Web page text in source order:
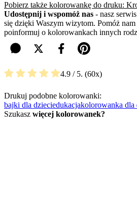
Pobierz także kolorowankę do druku:
Udostępnij i wspomóż nas - nasz
się dzięki Waszym wizytom. Pomóż
poinformuj o kolorowankach innych
4.9 / 5. 60
Drukuj podobne kolorowanki:
bajki dla dzieciedukacjakolorowanka dla
Szukasz więcej kolorowanek?